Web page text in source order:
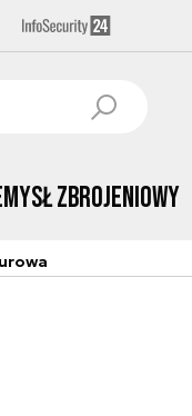
Zbrojeniowy